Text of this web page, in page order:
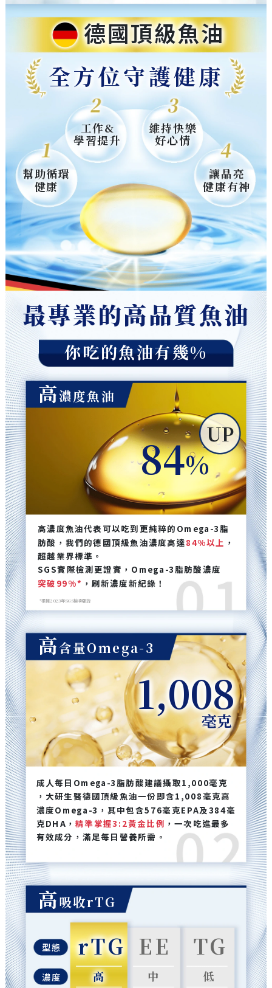
德國頂級魚油
全方位守護健康
幫助循環
健康
工作&
學習提升
維持快樂
好心情
讓晶亮
健康有神
最專業的高品質魚油
你吃的魚油有幾%
高濃度魚油
84%
UP
高濃度魚油代表可以吃到更純粹的Omega-3脂
肪酸，我們的德國頂級魚油濃度高達84%以上 ，
超越業界標準。
SGS實際檢測更證實，Omega-3脂肪酸濃度
突破99%* ，刷新濃度新紀錄！
*根據2023年SGS檢測報告
高含量Omega-3
1,008
毫克
成人每日Omega-3脂肪酸建議攝取1,000毫克
，大研生醫德國頂級魚油一份即含1,008毫克高
濃度Omega-3，其中包含576毫克EPA及384毫
克DHA，精準掌握3:2黃金比例 ，一次吃進最多
有效成分，滿足每日營養所需。
高吸收rTG
型態
濃度
rTG
高
EE
中
TG
低